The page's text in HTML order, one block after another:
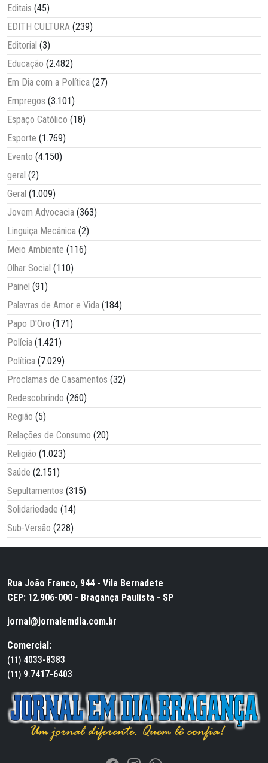
Editais (45)
EDITH CULTURA (239)
Editorial (3)
Educação (2.482)
Em Dia com a Política (27)
Empregos (3.101)
Espaço Católico (18)
Esporte (1.769)
Evento (4.150)
geral (2)
Geral (1.009)
Jovem Advocacia (363)
Linguiça Mecânica (2)
Meio Ambiente (116)
Olhar Social (110)
Painel (91)
Palavras de Amor e Vida (184)
Papo D'Oro (171)
Polícia (1.421)
Política (7.029)
Proclamas de Casamentos (32)
Redescobrindo (260)
Região (5)
Relações de Consumo (20)
Religião (1.023)
Saúde (2.151)
Sepultamentos (315)
Solidariedade (14)
Sub-Versão (228)
Rua João Franco, 944 - Vila Bernadete
CEP: 12.906-000 - Bragança Paulista - SP
jornal@jornalemdia.com.br
Comercial:
(11) 4033-8383
(11) 9.7417-6403